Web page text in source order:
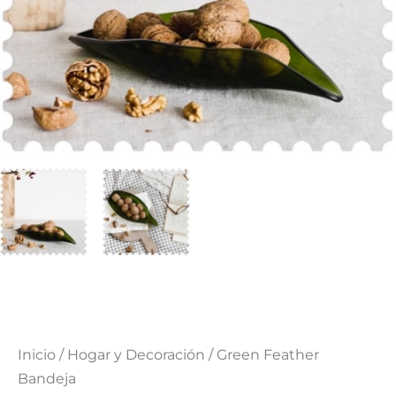
Inicio / Hogar y Decoración / Green Feather
Bandeja